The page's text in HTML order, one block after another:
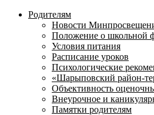
Родителям
Новости
Положение о школьной
Условия питания
Расписание уроков
Психологические
«Шарыповский район-
Объективность
Внеурочное и
Памятки родителям